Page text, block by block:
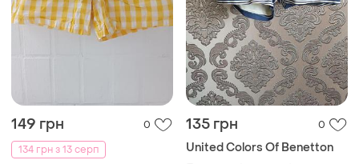
149 грн
0
134 грн з 13 серп
135 грн 0
United Colors Of Benetton